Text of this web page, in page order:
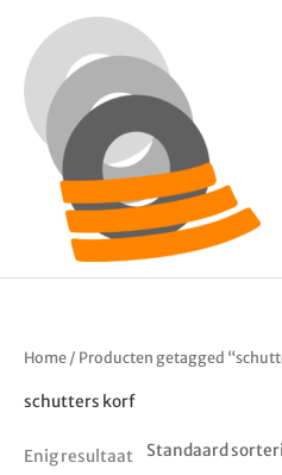
inhoud
Home / Producten getagged
schutters korf
Enig resultaat